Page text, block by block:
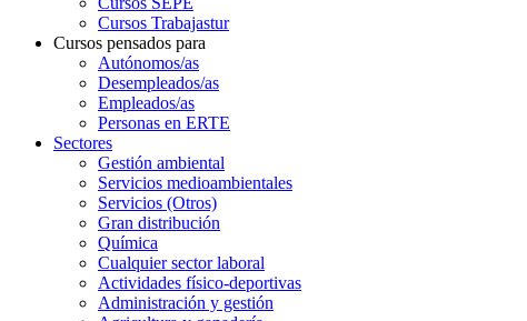
Cursos Trabajastur
Cursos pensados para
Autónomos/as
Desempleados/as
Empleados/as
Personas en ERTE
Sectores
Gestión ambiental
Servicios medioambientales
Servicios (Otros)
Gran distribución
Química
Cualquier sector laboral
Actividades físico-deportivas
Administración y gestión